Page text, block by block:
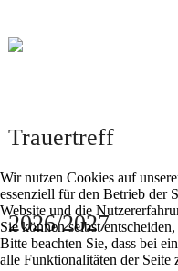
Trauertreff
2026/2027
Wir nutzen Cookies auf
essenziell für den Betrieb der
Website und die
Sie können selbst
Bitte beachten Sie, dass bei
alle Funktionalitäten der Seite